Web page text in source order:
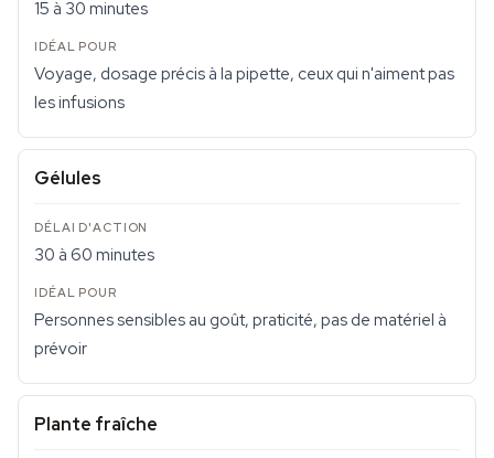
15 à 30 minutes
Voyage, dosage précis à la pipette, ceux qui n'aiment pas
les infusions
Gélules
30 à 60 minutes
Personnes sensibles au goût, praticité, pas de matériel à
prévoir
Plante fraîche